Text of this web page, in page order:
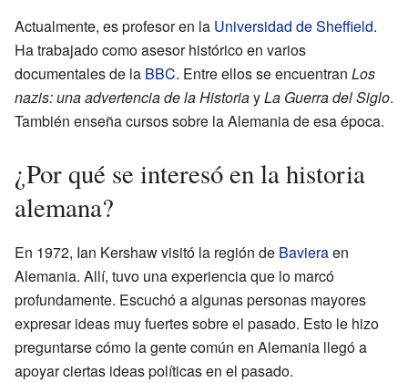
Actualmente, es profesor en la Universidad de Sheffield.
Ha trabajado como asesor histórico en varios
documentales de la BBC. Entre ellos se encuentran Los
nazis: una advertencia de la HistoriayLa Guerra del Siglo.
También enseña cursos sobre la Alemania de esa época.
¿Por qué se interesó en la historia
alemana?
En 1972, Ian Kershaw visitó la región de Bavieraen
Alemania. Allí, tuvo una experiencia que lo marcó
profundamente. Escuchó a algunas personas mayores
expresar ideas muy fuertes sobre el pasado. Esto le hizo
preguntarse cómo la gente común en Alemania llegó a
apoyar ciertas ideas políticas en el pasado.